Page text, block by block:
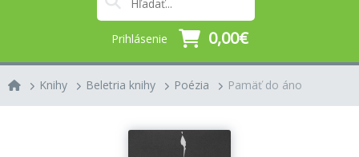
Prihlásenie 0,00€
Knihy Beletria knihy Poézia Pamäť do áno